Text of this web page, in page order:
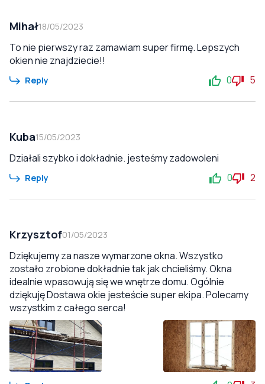
Mihał18/05/2023
To nie pierwszy raz zamawiam super firmę. Lepszych
okien nie znajdziecie!!
Reply 0 5
Kuba15/05/2023
Działali szybko i dokładnie. jesteśmy zadowoleni
Reply 0 2
Krzysztof01/05/2023
Dziękujemy za nasze wymarzone okna. Wszystko
zostało zrobione dokładnie tak jak chcieliśmy. Okna
idealnie wpasowują się we wnętrze domu. Ogólnie
dziękuję Dostawa okie jesteście super ekipa. Polecamy
wszystkim z całego serca!